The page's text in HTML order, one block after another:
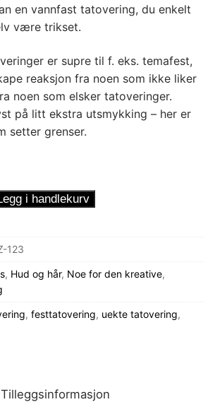
en vannfast tatovering, du enkelt
være trikset.
er supre til f. eks. temafest,
reaksjon fra noen som ikke liker
noen som elsker tatoveringer.
på litt ekstra utsmykking – her er
setter grenser.
i handlekurv
123
, Hud og hår, Noe for den kreative,
, festtatovering, uekte tatovering,
Tilleggsinformasjon